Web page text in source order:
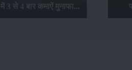
में 3 से 4 बार कमाऐं मुनाफा...